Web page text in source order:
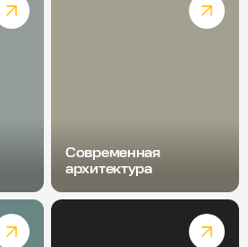
Современная
архитектура